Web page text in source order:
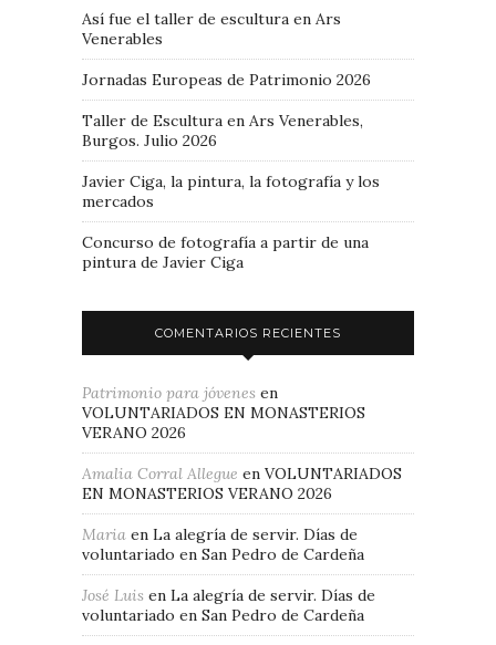
Así fue el taller de escultura en Ars
Venerables
Jornadas Europeas de Patrimonio 2026
Taller de Escultura en Ars Venerables,
Burgos. Julio 2026
Javier Ciga, la pintura, la fotografía y los
mercados
Concurso de fotografía a partir de una
pintura de Javier Ciga
COMENTARIOS RECIENTES
Patrimonio para jóvenes en
VOLUNTARIADOS EN MONASTERIOS
VERANO 2026
Amalia Corral Allegue en VOLUNTARIADOS
EN MONASTERIOS VERANO 2026
Maria en La alegría de servir. Días de
voluntariado en San Pedro de Cardeña
José Luis en La alegría de servir. Días de
voluntariado en San Pedro de Cardeña